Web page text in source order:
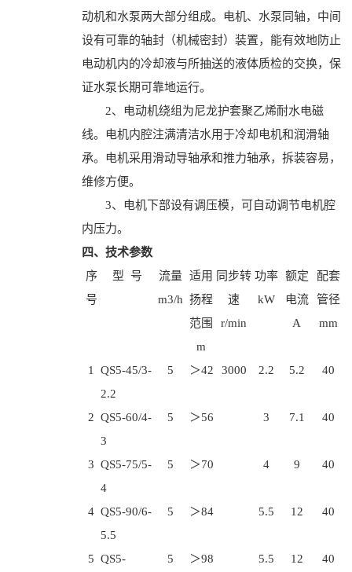
动机和水泵两大部分组成。电机、水泵同轴，中间
设有可靠的轴封（机械密封）装置，能有效地防止
电动机内的冷却液与所抽送的液体质检的交换，保
证水泵长期可靠地运行。
2、电动机绕组为尼龙护套聚乙烯耐水电磁
线。电机内腔注满清洁水用于冷却电机和润滑轴
承。电机采用滑动导轴承和推力轴承，拆装容易，
维修方便。
3、电机下部设有调压模，可自动调节电机腔
内压力。
四、技术参数
序
号
型 号
流量
m3/h
适用
扬程
范围
m
同步转
速
r/min
功率
kW
额定
电流
A
配套
管径
mm
1
QS5-45/3-
2.2
5 ＞42 3000 2.2 5.2 40
2 QS5-60/4-
3
5 ＞56 3 7.1 40
3 QS5-75/5-
4
5 ＞70 4 9 40
4 QS5-90/6-
5.5
5 ＞84 5.5 12 40
5 QS5- 5 ＞98 5.5 12 40